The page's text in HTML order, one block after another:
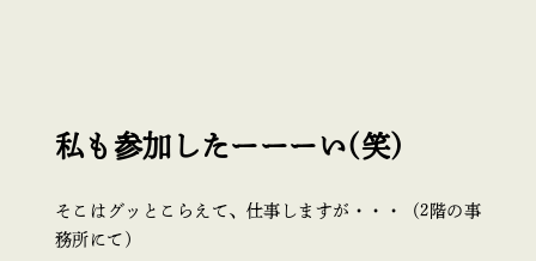
私も参加したーーーい(笑)
そこはグッとこらえて、仕事しますが・・・（2階の事
務所にて）